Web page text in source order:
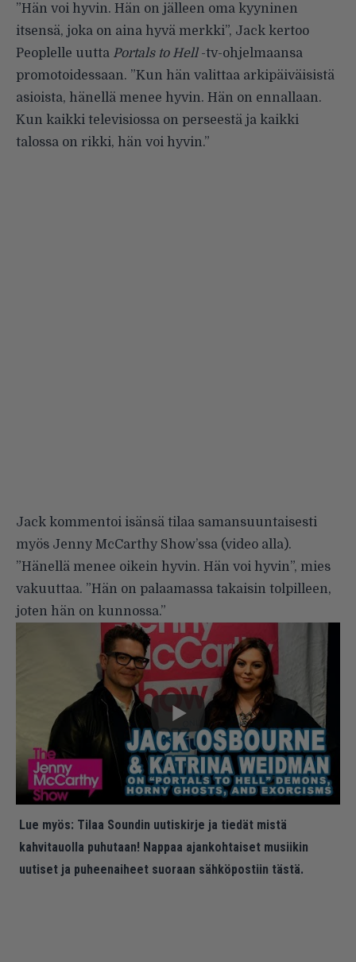
”Hän voi hyvin. Hän on jälleen oma kyyninen
itsensä, joka on aina hyvä merkki”, Jack kertoo
Peoplelle uutta Portals to Hell -tv-ohjelmaansa
promotoidessaan. ”Kun hän valittaa arkipäiväisistä
asioista, hänellä menee hyvin. Hän on ennallaan.
Kun kaikki televisiossa on perseestä ja kaikki
talossa on rikki, hän voi hyvin.”
Jack kommentoi isänsä tilaa samansuuntaisesti
myös Jenny McCarthy Show’ssa (video alla).
”Hänellä menee oikein hyvin. Hän voi hyvin”, mies
vakuuttaa. ”Hän on palaamassa takaisin tolpilleen,
joten hän on kunnossa.”
Lue myös: Tilaa Soundin uutiskirje ja tiedät mistä
kahvitauolla puhutaan! Nappaa ajankohtaiset musiikin
uutiset ja puheenaiheet suoraan sähköpostiin tästä.